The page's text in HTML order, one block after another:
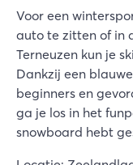
Voor een
auto te zitten of in
Terneuzen kun je
Dankzij een
beginners en
ga je los in het
snowboard hebt